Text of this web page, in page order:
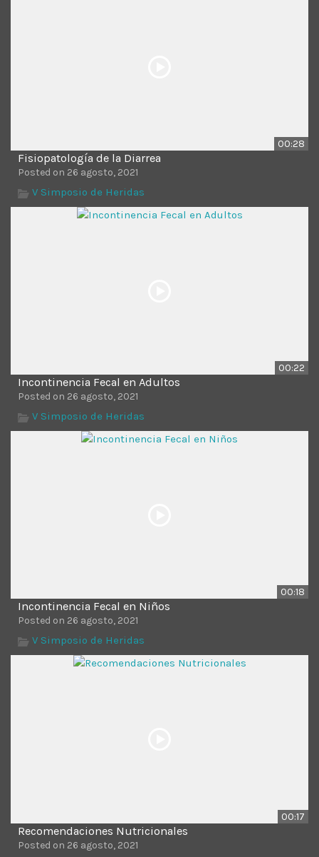
00:28
Fisiopatología de la Diarrea
Posted on 26 agosto, 2021
V Simposio de Heridas
00:22
Incontinencia Fecal en Adultos
Posted on 26 agosto, 2021
V Simposio de Heridas
00:18
Incontinencia Fecal en Niños
Posted on 26 agosto, 2021
V Simposio de Heridas
00:17
Recomendaciones Nutricionales
Posted on 26 agosto, 2021